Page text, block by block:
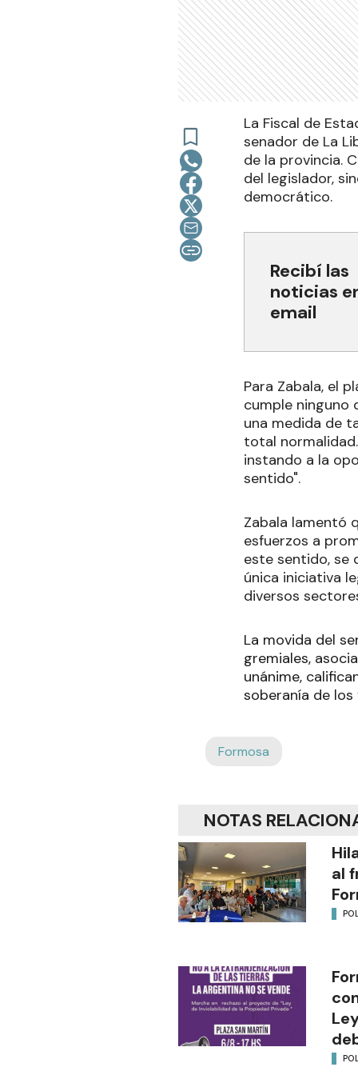
La Fiscal de
senador de La
de la provincia.
del legislador,
democrático.
Recibí las
noticias
email
Para Zabala, el
cumple ninguno
una medida de
total
instando a la
sentido".
Zabala lamentó
esfuerzos a
este sentido, se
única iniciativa
diversos
La movida del
gremiales,
unánime,
soberanía de
Formosa
NOTAS
al